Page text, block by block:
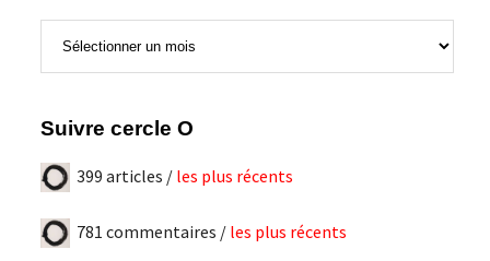
Suivre cercle O
399 articles / les plus récents
781 commentaires / les plus récents